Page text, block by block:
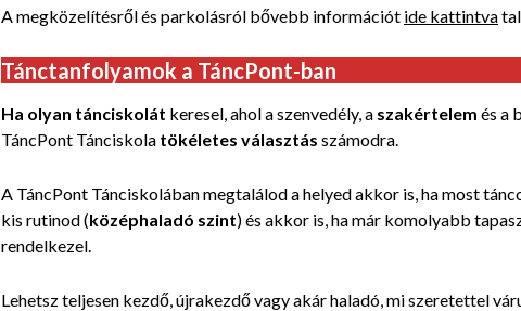
A megközelítésről és parkolásról bővebb információt ide kattintva
Tánctanfolyamok a TáncPont-ban
Ha olyan tánciskolát keresel, ahol a szenvedély, a szakértelem és a
TáncPont Tánciskola tökéletes választás számodra.
A TáncPont Tánciskolában megtalálod a helyed akkor is, ha most
kis rutinod (középhaladó szint) és akkor is, ha már komolyabb
rendelkezel.
Lehetsz teljesen kezdő, újrakezdő vagy akár haladó, mi szeretettel